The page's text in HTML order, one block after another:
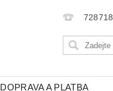
DOPRAVA A PLATBA